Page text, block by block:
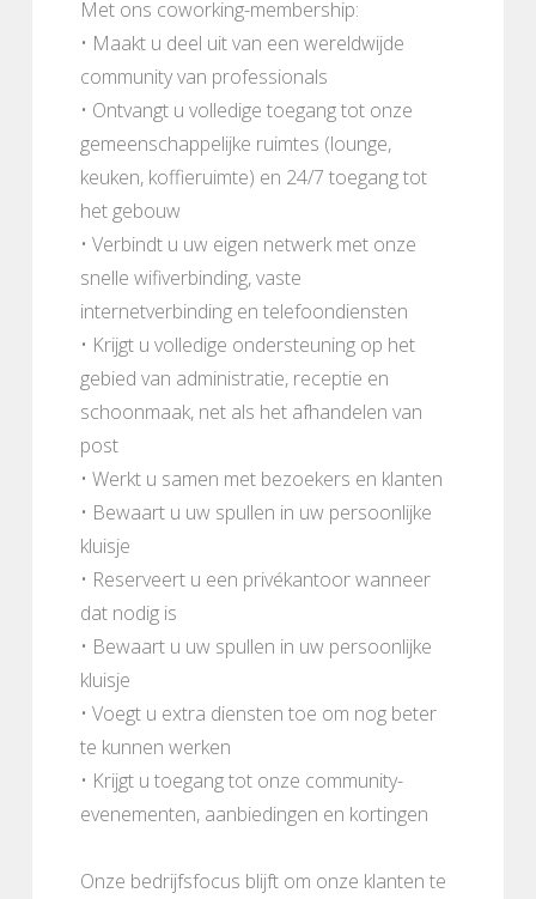
Met ons coworking-membership:
• Maakt u deel uit van een wereldwijde
community van professionals
• Ontvangt u volledige toegang tot onze
gemeenschappelijke ruimtes (lounge,
keuken, koffieruimte) en 24/7 toegang tot
het gebouw
• Verbindt u uw eigen netwerk met onze
snelle wifiverbinding, vaste
internetverbinding en telefoondiensten
• Krijgt u volledige ondersteuning op het
gebied van administratie, receptie en
schoonmaak, net als het afhandelen van
post
• Werkt u samen met bezoekers en klanten
• Bewaart u uw spullen in uw persoonlijke
kluisje
• Reserveert u een privékantoor wanneer
dat nodig is
• Bewaart u uw spullen in uw persoonlijke
kluisje
• Voegt u extra diensten toe om nog beter
te kunnen werken
• Krijgt u toegang tot onze community-
evenementen, aanbiedingen en kortingen
Onze bedrijfsfocus blijft om onze klanten te